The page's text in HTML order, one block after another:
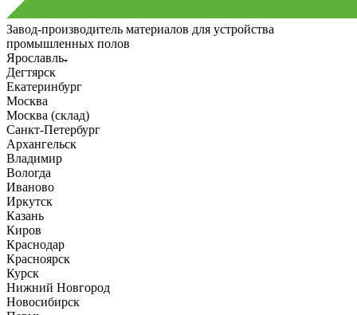
Завод-производитель материалов для устройства
промышленных полов
Ярославль
Дегтярск
Екатеринбург
Москва
Москва (склад)
Санкт-Петербург
Архангельск
Владимир
Вологда
Иваново
Иркутск
Казань
Киров
Краснодар
Красноярск
Курск
Нижний Новгород
Новосибирск